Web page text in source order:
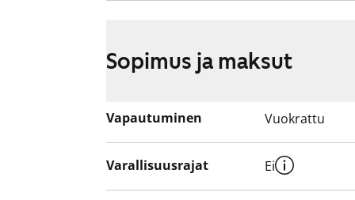
Sopimus ja maksut
Vapautuminen Vuokrattu
Varallisuusrajat Ei